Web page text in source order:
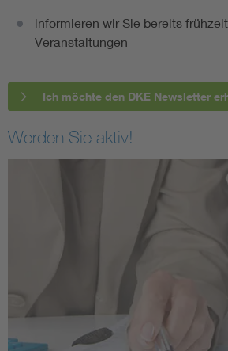
informieren wir Sie bereits
Veranstaltungen
Ich möchte den DKE Newsletter
Werden Sie aktiv!